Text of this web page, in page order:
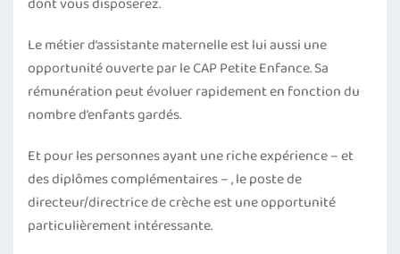
Le métier d’assistante maternelle est lui aussi une
opportunité ouverte par le CAP Petite Enfance. Sa
rémunération peut évoluer rapidement en fonction du
nombre d’enfants gardés.
Et pour les personnes ayant une riche expérience – et
des diplômes complémentaires – , le poste de
directeur/directrice de crèche est une opportunité
particulièrement intéressante.